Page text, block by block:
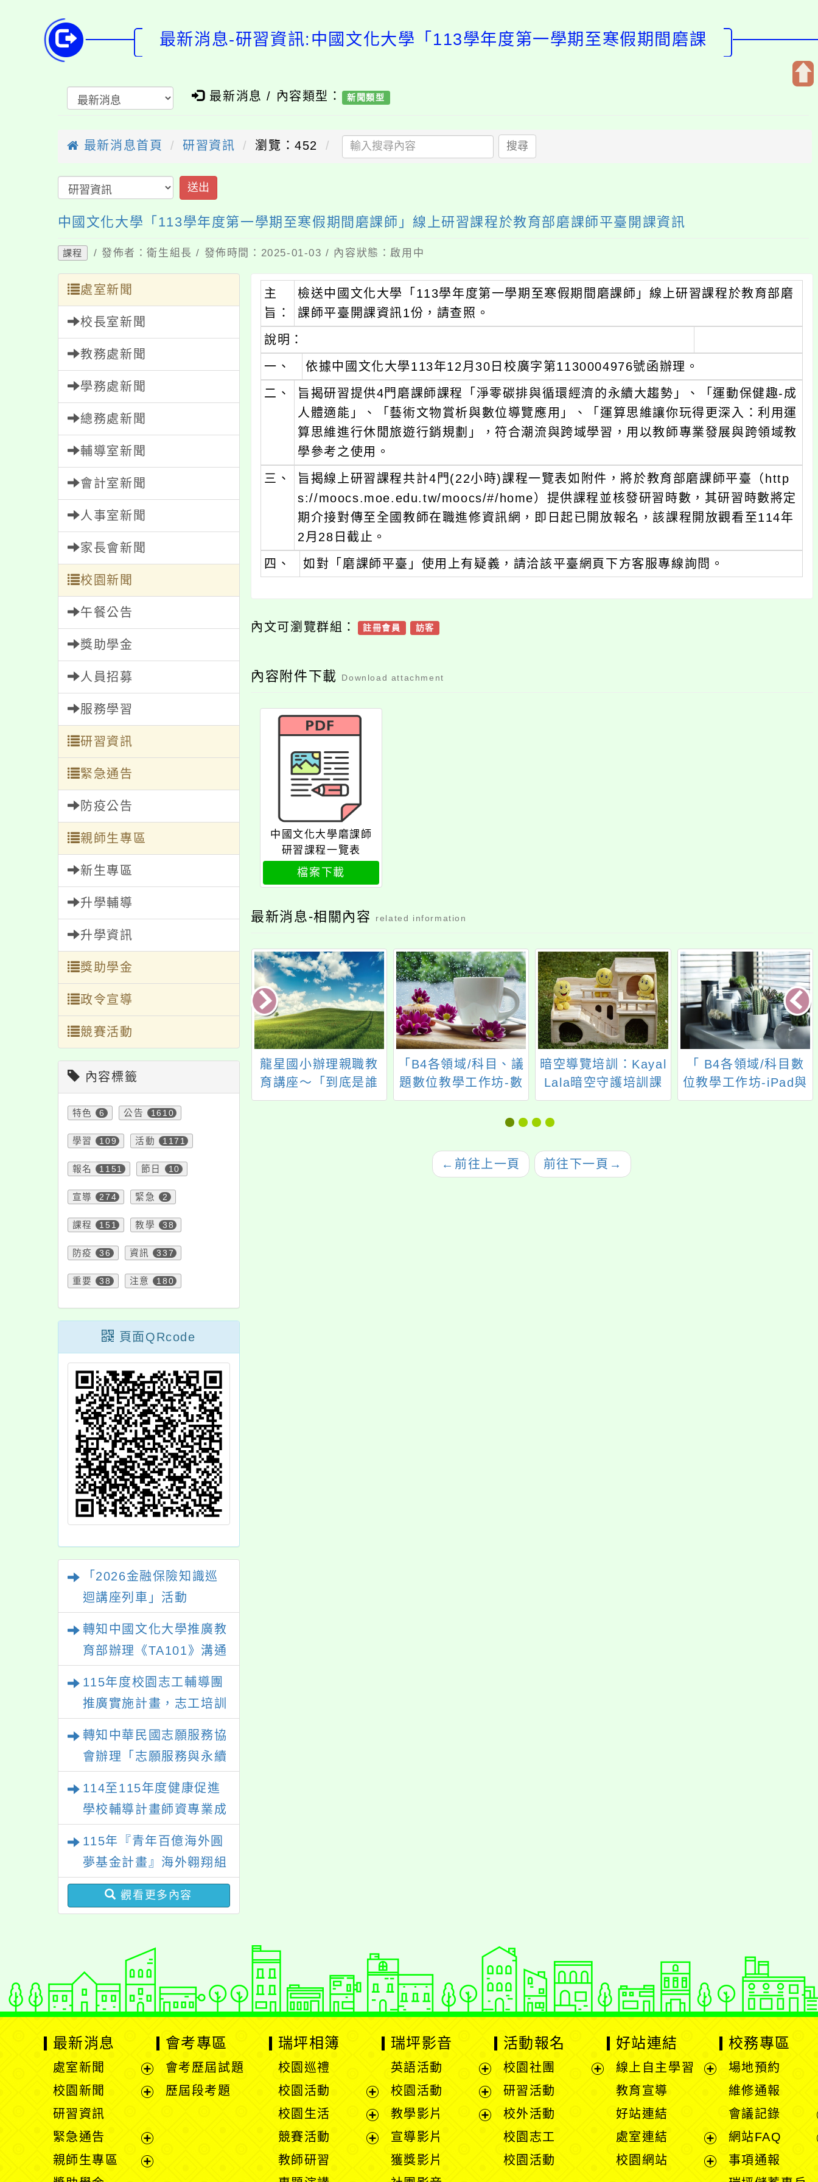
最新消息-研習資訊:中國文化大學「113學年度第一學期至寒假期間磨課
最新消息 / 內容類型： 新聞類型
最新消息首頁 研習資訊 瀏覽：452 搜尋
送出
中國文化大學「113學年度第一學期至寒假期間磨課師」線上研習課程於教育部磨課師平臺開課資訊
課程 / 發佈者：衛生組長 / 發佈時間：2025-01-03 / 內容狀態：啟用中
處室新聞
校長室新聞
教務處新聞
學務處新聞
總務處新聞
輔導室新聞
會計室新聞
人事室新聞
家長會新聞
校園新聞
午餐公告
獎助學金
人員招募
服務學習
研習資訊
緊急通告
防疫公告
親師生專區
新生專區
升學輔導
升學資訊
獎助學金
政令宣導
競賽活動
內容標籤
特色 6 公告 1610
學習 109 活動 1171
報名 1151 節日 10
宣導 274 緊急 2
課程 151 教學 38
防疫 36 資訊 337
重要 38 注意 180
頁面QRcode
「2026金融保險知識巡
迴講座列車」活動
轉知中國文化大學推廣教
育部辦理《TA101》溝通
作等相關系所師生報名參
加。
115年度校園志工輔導團
推廣實施計畫，志工培訓
轉知中華民國志願服務協
會辦理「志願服務與永續
114至115年度健康促進
學校輔導計畫師資專業成
115年『青年百億海外圓
夢基金計畫』海外翱翔組
G-4-6『健康學一下』澳
洲塔斯馬尼亞大學參訪活
觀看更多內容
主
旨：
檢送中國文化大學「113學年度第一學期至寒假期間磨課師」線上研習課程於教育部磨
課師平臺開課資訊1份，請查照。
說明：
一、
依據中國文化大學113年12月30日校廣字第1130004976號函辦理。
二、
旨揭研習提供4門磨課師課程「淨零碳排與循環經濟的永續大趨勢」、「運動保健趣-成
人體適能」、「藝術文物賞析與數位導覽應用」、「運算思維讓你玩得更深入：利用運
算思維進行休閒旅遊行銷規劃」，符合潮流與跨域學習，用以教師專業發展與跨領域教
學參考之使用。
三、
旨揭線上研習課程共計4門(22小時)課程一覽表如附件，將於教育部磨課師平臺（http
s://moocs.moe.edu.tw/moocs/#/home）提供課程並核發研習時數，其研習時數將定
期介接對傳至全國教師在職進修資訊網，即日起已開放報名，該課程開放觀看至114年
2月28日截止。
四、
如對「磨課師平臺」使用上有疑義，請洽該平臺網頁下方客服專線詢問。
內文可瀏覽群組： 註冊會員 訪客
內容附件下載 Download attachment
中國文化大學磨課師
研習課程一覽表
檔案下載
最新消息-相關內容 related information
年度學生資訊教
：Scratch程式
114年「推動中小學數
位學習精進方案」教
龍星國小辦理親職教
育講座～「到底是誰
手機成癮，談3C使用
「B4各領域/科目、議
題數位教學工作坊-數
學」研習
暗空導覽培訓：Kayal
Lala暗空守護培訓課
程
「 B4各領域/科目數
位教學工作坊-iPad與
wordwall課堂運用實
← 前往上一頁 前往下一頁 →
最新消息
處室新聞
展
單
校園新聞
選
單
研習資訊
緊急通告
展
親師生專區
會考專區
會考歷屆試題
歷屆段考題
瑞坪相簿
校園巡禮
校園活動
展
選
校園生活
展
競賽活動
教師研習
瑞坪影音
英語活動
展
選
校園活動
展
教學影片
宣導影片
獲獎影片
活動報名
校園社團
研習活動
校外活動
校園志工
校園活動
好站連結
線上自主學習
單
教育宣導
好站連結
處室連結
展
校園網站
校務專區
場地預約
維修通報
會議記錄
網站FAQ
事項通報